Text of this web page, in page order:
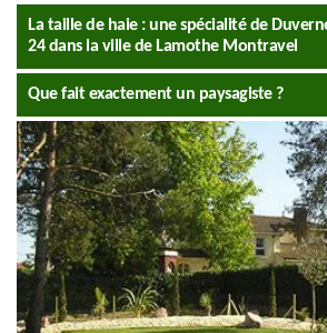
La taille de haie : une spécialité de
24 dans la ville de Lamothe Montravel
Que fait exactement un paysagiste ?